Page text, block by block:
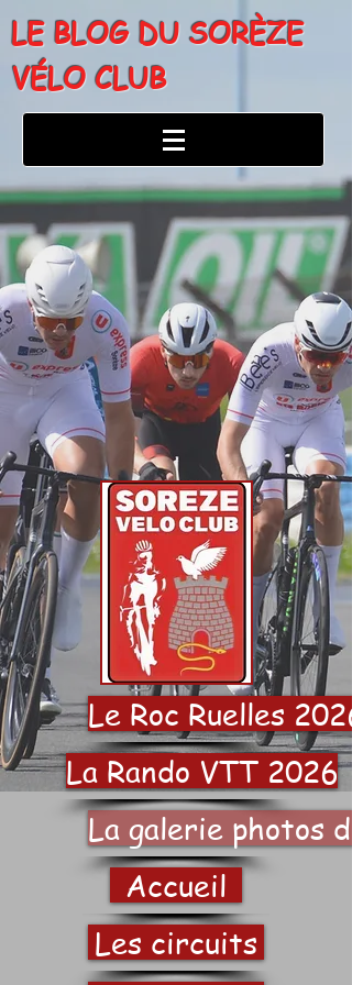
LE BLOG DU SORÈZE
VÉLO CLUB
Le Roc Ruelles 2026
La Rando VTT 2026
La galerie photos
Accueil
Les circuits